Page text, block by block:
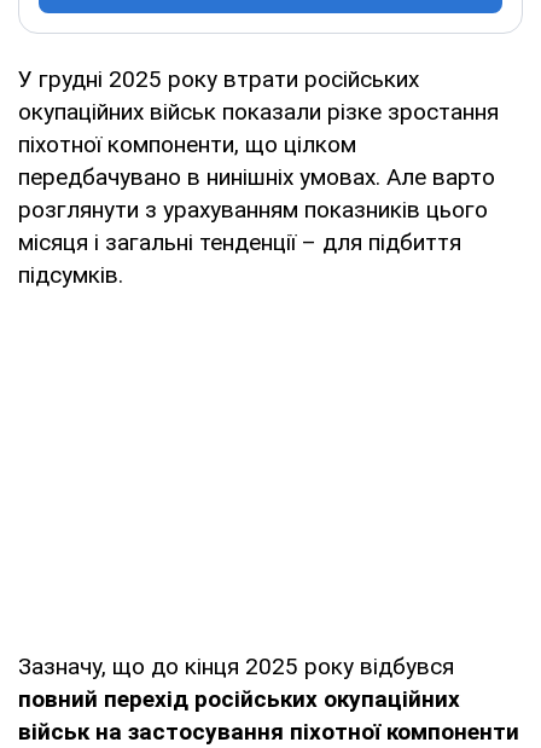
У грудні 2025 року втрати російських
окупаційних військ показали різке зростання
піхотної компоненти, що цілком
передбачувано в нинішніх умовах. Але варто
розглянути з урахуванням показників цього
місяця і загальні тенденції – для підбиття
підсумків.
Зазначу, що до кінця 2025 року відбувся
повний перехід російських окупаційних
військ на застосування піхотної компоненти